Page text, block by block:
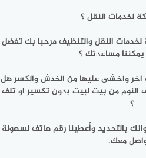
لخدمات النقل ؟
النقل والتنظيف مرحبا بك تفضل
يمكننا مساعدتك ؟
واخشى عليها من الخدش والكسر هل
من بيت لبيت بدون تكسير او تلف
؟
بالتحديد وأعطينا رقم هاتف لسهولة
معك.